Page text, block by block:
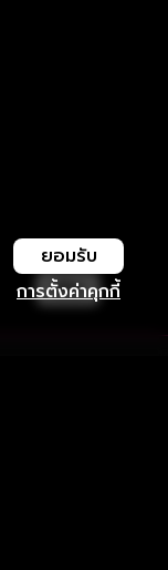
การตั้งค่าคุกกี้
ยอมรับ
เปิด